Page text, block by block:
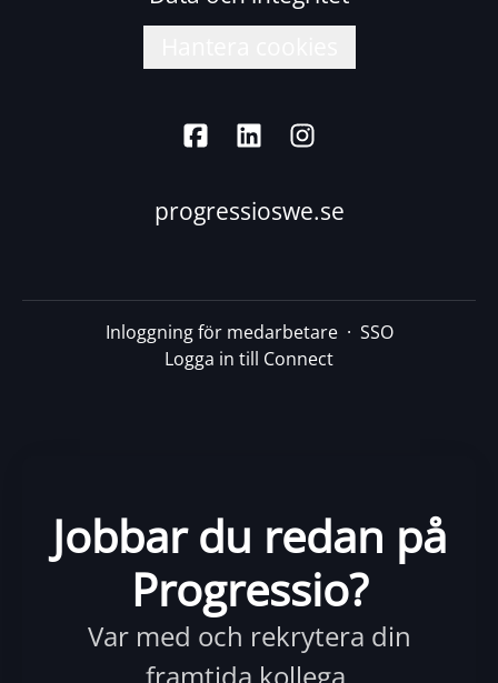
progressioswe.se
Inloggning för medarbetare · SSO
Logga in till Connect
Jobbar du redan på
Progressio?
Var med och rekrytera din